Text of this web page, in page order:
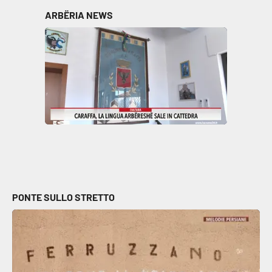
Parchi Marini Calabria
Leggendo Alvaro insieme
Imprese Di Calabria
Le perfidie di Antonella Grippo
LaC TV
ARBËRIA NEWS
PONTE SULLO STRETTO